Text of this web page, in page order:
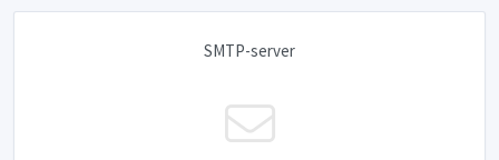
SMTP-server